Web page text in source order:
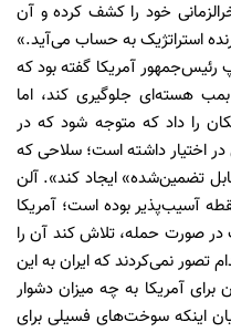
خود را کشف کرده و آن
استراتژیک به حساب می‌آید.»
رئیس‌جمهور آمریکا گفته بود که
هسته‌ای جلوگیری کند، اما
را داد که متوجه شود که در
اختیار داشته است؛ سلاحی که
تضمین‌شده» ایجاد کند». آلن
آسیب‌پذیر بوده است؛ آمریکا
صورت حمله، تلاش کند آن را
تصور نمی‌کردند که ایران به این
برای آمریکا به چه میزان دشوار
اینکه سوخت‌های فسیلی برای